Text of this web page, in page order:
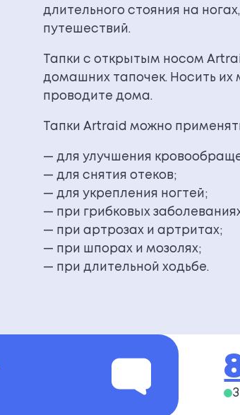
длительного стояния на
путешествий.
Тапки с открытым носом
домашних тапочек. Носить их
проводите дома.
Тапки Artraid можно
— для улучшения
— для снятия отеков;
— для укрепления ногтей;
— при грибковых
— при артрозах и артритах;
— при шпорах и мозолях;
— при длительной ходьбе.